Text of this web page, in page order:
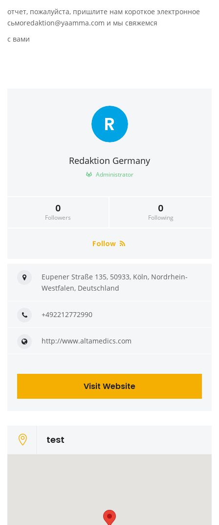
отчет, пожалуйста, пришлите нам короткое электронное
сьмоredaktion@yaamma.com и мы свяжемся
с вами
R
Redaktion Germany
Administrator
0
Followers
0
Following
Follow
Eupener Straße 135, 50933, Köln, Nordrhein-
Westfalen, Deutschland
+492212772990
http://www.altamedics.com
Visit Website
test